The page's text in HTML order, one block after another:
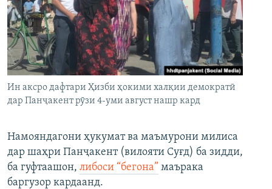
Ин аксро дафтари Ҳизби ҳокими халқии демократӣ
дар Панҷакент рӯзи 4-уми август нашр кард
Намояндагони ҳукумат ва маъмурони милиса
дар шаҳри Панҷакент (вилояти Суғд) ба зидди,
ба гуфтаашон, либоси “бегона” маърака
баргузор кардаанд.